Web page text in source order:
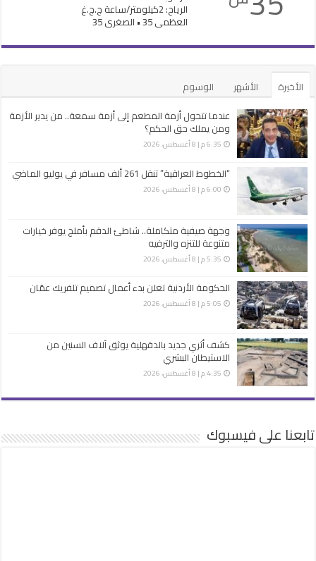
الرياح: 2كيلومتر/ساعة ج.ج.غ
العظمى 35 • الصغرى 35
الأخيرة الأشهر
الوسوم
عندما تتحول أزمة المطعم إلى أزمة سمعة.. من يدير الأزمة
ومن يملك حق الحكم؟
6:35 م | 8 أغسطس، 2026
“الخطوط العراقية” تنقل 261 ألف مسافر في يوليو الماضي
6:00 م | 8 أغسطس، 2026
وجهة صيفية متكاملة.. شاطئ الدقم بأملج يوفر خيارات
متنوعة للتنزه والترفيه
5:35 م | 8 أغسطس، 2026
الحكومة الأردنية تعلن بدء أعمال تصميم تلفريك عمّان
5:05 م | 8 أغسطس، 2026
كشف أثري جديد بالدقهلية يوثق آلاف السنين من
الاستيطان البشري
4:35 م | 8 أغسطس، 2026
تابعنا على فيسبوك